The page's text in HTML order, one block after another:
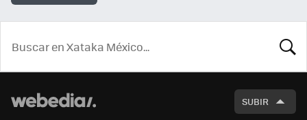
SUBIR